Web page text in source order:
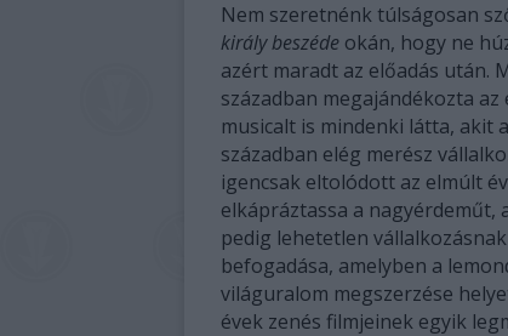
Nem szeretnénk túlságosan
király beszéde okán, hogy ne
azért maradt az előadás után.
században megajándékozta
musicalt is mindenki látta, akit
században elég merész
igencsak eltolódott az elmúlt
elkápráztassa a
pedig lehetetlen
befogadása, amelyben a
világuralom megszerzése
évek zenés filmjeinek egyik